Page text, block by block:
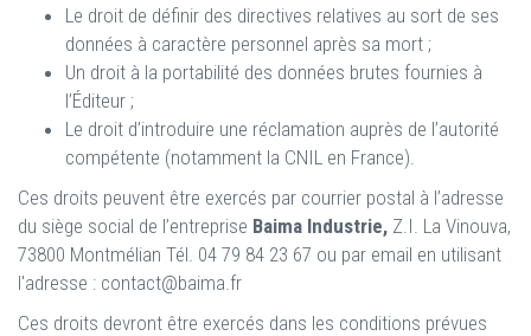
Le droit de définir des directives relatives au sort de ses
données à caractère personnel après sa mort ;
Un droit à la portabilité des données brutes fournies à
l’Éditeur ;
Le droit d’introduire une réclamation auprès de l’autorité
compétente (notamment la CNIL en France).
Ces droits peuvent être exercés par courrier postal à l’adresse
du siège social de l’entreprise Baima Industrie, Z.I. La Vinouva,
73800 Montmélian Tél. 04 79 84 23 67 ou par email en utilisant
l'adresse : contact@baima.fr
Ces droits devront être exercés dans les conditions prévues